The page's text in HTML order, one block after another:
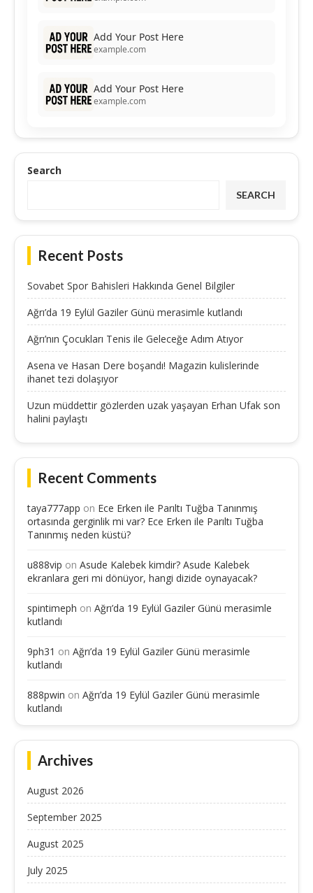
Add Your Post Here
example.com
Add Your Post Here
example.com
Search
SEARCH
Recent Posts
Sovabet Spor Bahisleri Hakkında Genel Bilgiler
Ağrı’da 19 Eylül Gaziler Günü merasimle kutlandı
Ağrı’nın Çocukları Tenis ile Geleceğe Adım Atıyor
Asena ve Hasan Dere boşandı! Magazin kulislerinde
ihanet tezi dolaşıyor
Uzun müddettir gözlerden uzak yaşayan Erhan Ufak son
halini paylaştı
Recent Comments
taya777app on Ece Erken ile Parıltı Tuğba Tanınmış
ortasında gerginlik mi var? Ece Erken ile Parıltı Tuğba
Tanınmış neden küstü?
u888vip on Asude Kalebek kimdir? Asude Kalebek
ekranlara geri mi dönüyor, hangi dizide oynayacak?
spintimeph on Ağrı’da 19 Eylül Gaziler Günü merasimle
kutlandı
9ph31 on Ağrı’da 19 Eylül Gaziler Günü merasimle
kutlandı
888pwin on Ağrı’da 19 Eylül Gaziler Günü merasimle
kutlandı
Archives
August 2026
September 2025
August 2025
July 2025